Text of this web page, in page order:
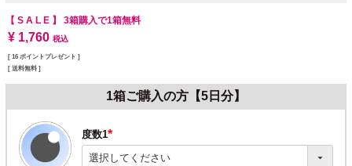
【 S A L E 】 3箱購入で1箱無料
¥ 1,760 税込
[ 16 ポイントプレゼント ]
送料無料
1箱ご購入の方【5日分】
度数1
(必
須)